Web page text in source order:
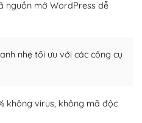
hoặc nhờ chuyên gia.
sẵn sàng hỗ trợ
nguồn mở WordPress dễ
nhẹ tối ưu với các công cụ
không virus, không mã độc